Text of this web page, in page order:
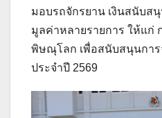
มอบรถจักรยาน เงินสนับ
มูลค่าหลายรายการ ให้แก่
พิษณุโลก เพื่อสนับสนุนการ
ประจำปี 2569